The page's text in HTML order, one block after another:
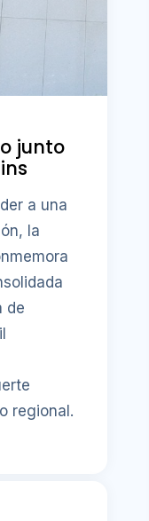
junto
a una
la
de
regional.